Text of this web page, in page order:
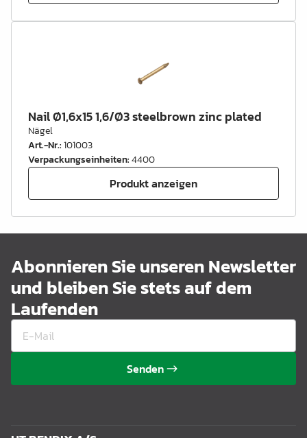
Nail Ø1,6x15 1,6/Ø3 steelbrown zinc plated
Nägel
Art.-Nr.:101003
Verpackungseinheiten:4400
Produkt anzeigen
Abonnieren Sie unseren Newsletter
und bleiben Sie stets auf dem
Laufenden
Senden